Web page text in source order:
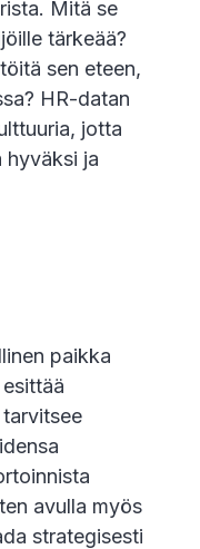
Mitä se
tärkeää?
sen eteen,
HR-datan
jotta
ja
paikka
avulla myös
strategisesti